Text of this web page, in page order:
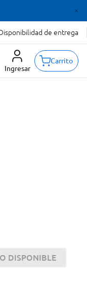
de entrega
Ingresar
Carrito
DISPONIBLE